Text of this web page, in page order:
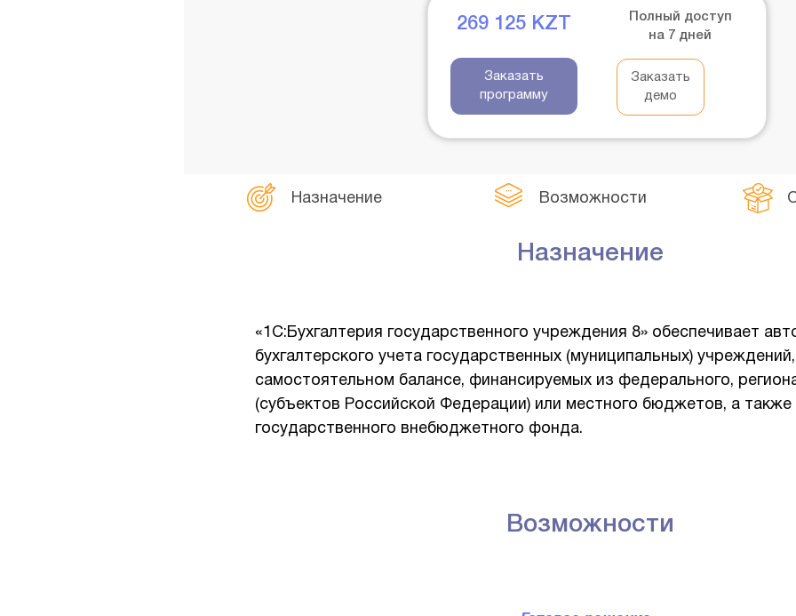
269 125 KZT
Заказать
программу
Полный доступ
на 7 дней
Заказать
демо
Назначение Возможности
Назначение
«1С:Бухгалтерия государственного учреждения 8» обеспечивает
бухгалтерского учета государственных (муниципальных)
самостоятельном балансе, финансируемых из федерального,
(субъектов Российской Федерации) или местного бюджетов, а
государственного внебюджетного фонда.
Возможности